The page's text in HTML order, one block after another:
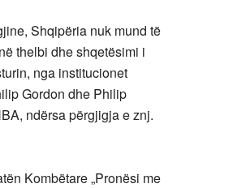
Shqipëria nuk mund të
thelbi dhe shqetësimi i
nga institucionet
Gordon dhe Philip
ndërsa përgjigja e znj.
Kombëtare „Pronësi me